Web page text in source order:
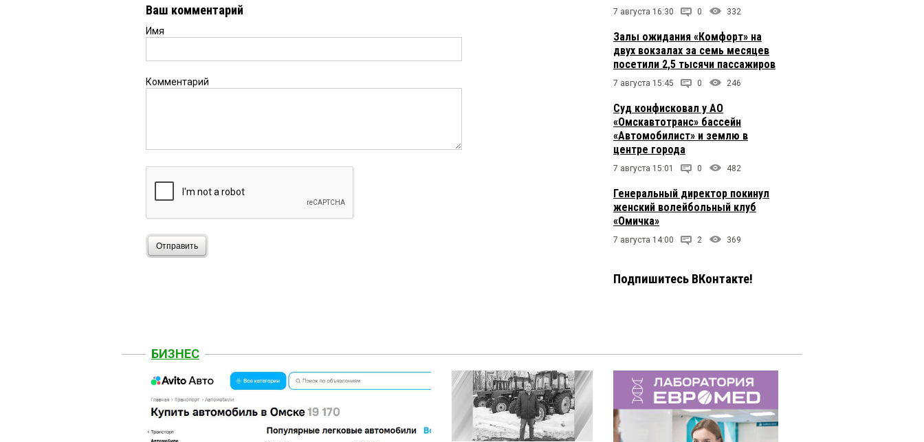
Ваш комментарий
Имя
Комментарий
Отправить
7 августа 16:30 0 332
Залы ожидания «Комфорт» на
двух вокзалах за семь месяцев
посетили 2,5 тысячи пассажиров
7 августа 15:45 0 246
Суд конфисковал у АО
«Омскавтотранс» бассейн
«Автомобилист» и землю в
центре города
7 августа 15:01 0 482
Генеральный директор покинул
женский волейбольный клуб
«Омичка»
7 августа 14:00 2 369
Подпишитесь ВКонтакте!
БИЗНЕС